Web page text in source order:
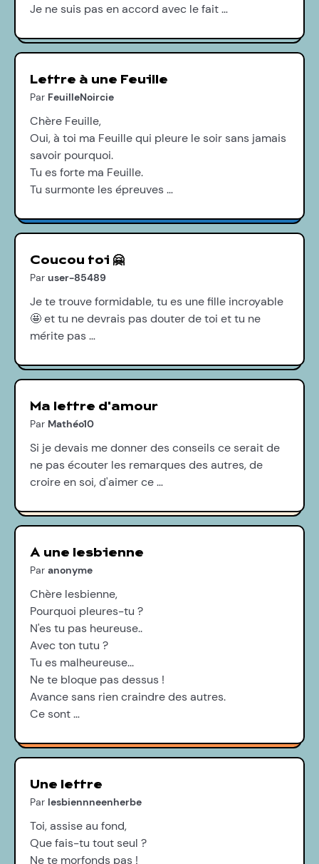
Je ne suis pas en accord avec le fait …
Lettre à une Feuille
Par FeuilleNoircie
Chère Feuille,
Oui, à toi ma Feuille qui pleure le soir sans jamais
savoir pourquoi.
Tu es forte ma Feuille.
Tu surmonte les épreuves …
Coucou toi 🤗
Par user-85489
Je te trouve formidable, tu es une fille incroyable
🤩 et tu ne devrais pas douter de toi et tu ne
mérite pas …
Ma lettre d'amour
Par Mathéo10
Si je devais me donner des conseils ce serait de
ne pas écouter les remarques des autres, de
croire en soi, d'aimer ce …
A une lesbienne
Par anonyme
Chère lesbienne,
Pourquoi pleures-tu ?
N'es tu pas heureuse..
Avec ton tutu ?
Tu es malheureuse...
Ne te bloque pas dessus !
Avance sans rien craindre des autres.
Ce sont …
Une lettre
Par lesbiennneenherbe
Toi, assise au fond,
Que fais-tu tout seul ?
Ne te morfonds pas !